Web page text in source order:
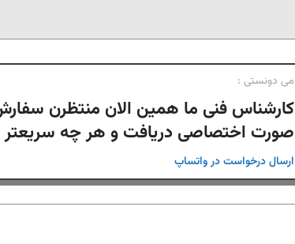
می دونستی :
کارشناس فنی ما همین الان منتظرن
صورت اختصاصی دریافت و هر چه سریعتر
ارسال درخواست در واتساپ